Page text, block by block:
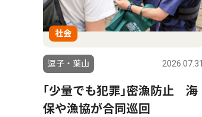
社会
逗子・葉山 2026.07.31
｢少量でも犯罪｣密漁防止 海
保や漁協が合同巡回